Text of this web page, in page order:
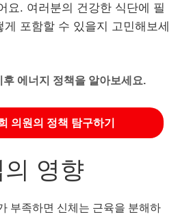
요. 여러분의 건강한 식단에 필
게 포함할 수 있을지 고민해보세
에너지 정책을 알아보세요.
의원의 정책 탐구하기
의 영향
부족하면 신체는 근육을 분해하